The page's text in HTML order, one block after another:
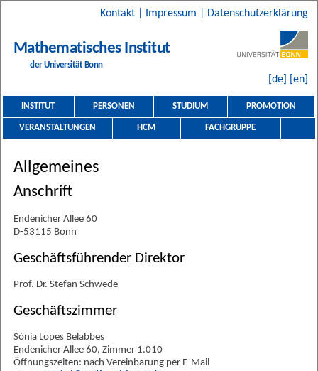
Kontakt Impressum Datenschutzerklärung
Mathematisches Institut
der Universität Bonn
[de] [en]
INSTITUT PERSONEN STUDIUM PROMOTION
VERANSTALTUNGEN HCM FACHGRUPPE
Allgemeines
Anschrift
Endenicher Allee 60
D-53115 Bonn
Geschäftsführender Direktor
Prof. Dr. Stefan Schwede
Geschäftszimmer
Sónia Lopes Belabbes
Endenicher Allee 60, Zimmer 1.010
Öffnungszeiten: nach Vereinbarung per E-Mail